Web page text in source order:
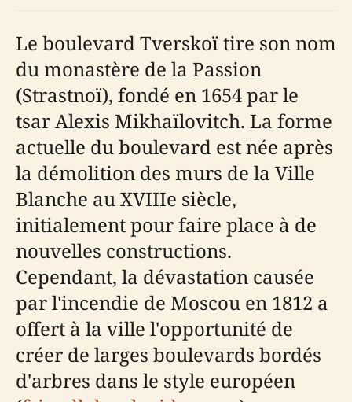
Le boulevard Tverskoï tire son nom
du monastère de la Passion
(Strastnoï), fondé en 1654 par le
tsar Alexis Mikhaïlovitch. La forme
actuelle du boulevard est née après
la démolition des murs de la Ville
Blanche au XVIIIe siècle,
initialement pour faire place à de
nouvelles constructions.
Cependant, la dévastation causée
par l'incendie de Moscou en 1812 a
offert à la ville l'opportunité de
créer de larges boulevards bordés
d'arbres dans le style européen